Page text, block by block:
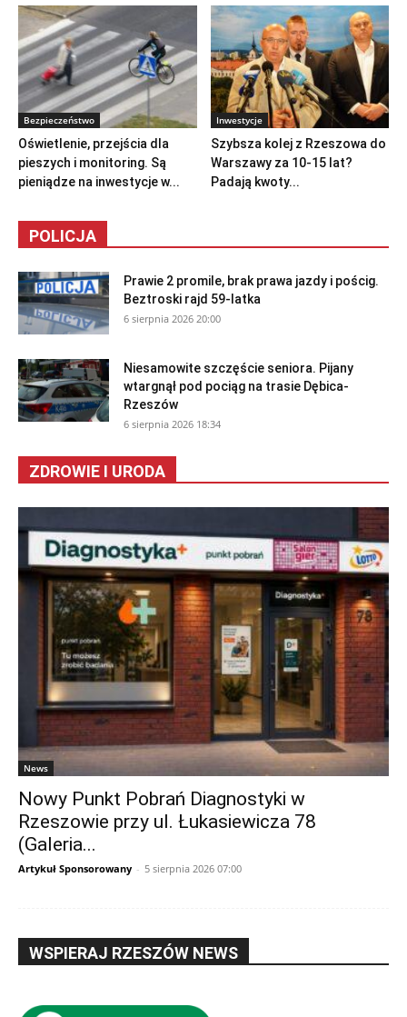
Bezpieczeństwo
Oświetlenie, przejścia dla
pieszych i monitoring. Są
pieniądze na inwestycje w...
Inwestycje
Szybsza kolej z Rzeszowa do
Warszawy za 10-15 lat?
Padają kwoty...
POLICJA
Prawie 2 promile, brak prawa jazdy i pościg.
Beztroski rajd 59-latka
6 sierpnia 2026 20:00
Niesamowite szczęście seniora. Pijany
wtargnął pod pociąg na trasie Dębica-
Rzeszów
6 sierpnia 2026 18:34
ZDROWIE I URODA
News
Nowy Punkt Pobrań Diagnostyki w
Rzeszowie przy ul. Łukasiewicza 78
(Galeria...
Artykuł Sponsorowany - 5 sierpnia 2026 07:00
WSPIERAJ RZESZÓW NEWS